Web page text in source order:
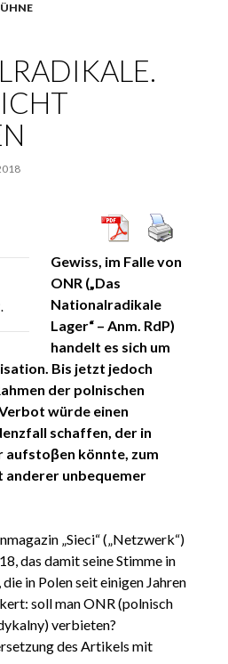
Gewiss, im Falle von
ONR („Das
Nationalradikale
Lager“ – Anm. RdP)
handelt es sich um
Bis jetzt jedoch
der polnischen
würde einen
schaffen, der in
aufstoβen könnte, zum
anderer unbequemer
„Sieci“ („Netzwerk“)
das damit seine Stimme in
in Polen seit einigen Jahren
soll man ONR (polnisch
verbieten?
des Artikels mit